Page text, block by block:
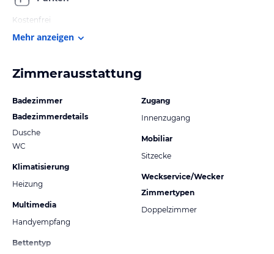
Kostenfrei
Mehr anzeigen
Zimmerausstattung
Badezimmer
Badezimmerdetails
Dusche
WC
Klimatisierung
Heizung
Multimedia
Handyempfang
Bettentyp
Zugang
Innenzugang
Mobiliar
Sitzecke
Weckservice/Wecker
Zimmertypen
Doppelzimmer